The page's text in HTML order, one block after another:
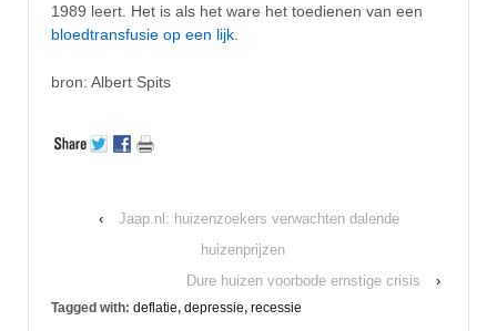
1989 leert. Het is als het ware het toedienen van een
bloedtransfusie op een lijk
bron: Albert Spits
‹
Jaap.nl: huizenzoekers verwachten dalende
huizenprijzen
Dure huizen voorbode ernstige crisis
›
Tagged with: deflatie, depressie, recessie